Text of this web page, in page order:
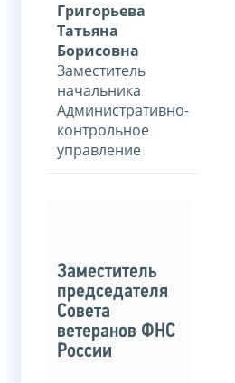
Григорьева
Татьяна
Борисовна
Заместитель
начальника
Административно-
контрольное
управление
Заместитель
председателя
Совета
ветеранов ФНС
России